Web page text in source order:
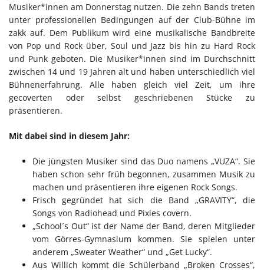
Musiker*innen am Donnerstag nutzen. Die zehn Bands treten
unter professionellen Bedingungen auf der Club-Bühne im
zakk auf. Dem Publikum wird eine musikalische Bandbreite
von Pop und Rock über, Soul und Jazz bis hin zu Hard Rock
und Punk geboten. Die Musiker*innen sind im Durchschnitt
zwischen 14 und 19 Jahren alt und haben unterschiedlich viel
Bühnenerfahrung. Alle haben gleich viel Zeit, um ihre
gecoverten oder selbst geschriebenen Stücke zu
präsentieren.
Mit dabei sind in diesem Jahr:
Die jüngsten Musiker sind das Duo namens „VUZA“. Sie
haben schon sehr früh begonnen, zusammen Musik zu
machen und präsentieren ihre eigenen Rock Songs.
Frisch gegründet hat sich die Band „GRAVITY“, die
Songs von Radiohead und Pixies covern.
„School´s Out“ ist der Name der Band, deren Mitglieder
vom Görres-Gymnasium kommen. Sie spielen unter
anderem „Sweater Weather“ und „Get Lucky“.
Aus Willich kommt die Schülerband „Broken Crosses“,